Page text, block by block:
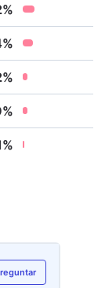
%
%
%
%
%